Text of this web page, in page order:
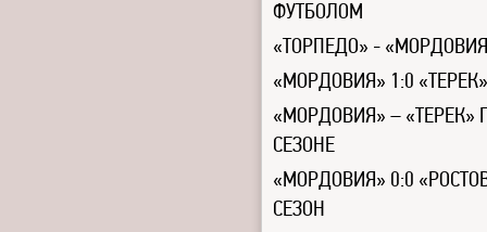
ФУТБОЛОМ
«ТОРПЕДО» -
«МОРДОВИЯ» 1:0
«МОРДОВИЯ» –
СЕЗОНЕ
«МОРДОВИЯ» 0:0
СЕЗОН